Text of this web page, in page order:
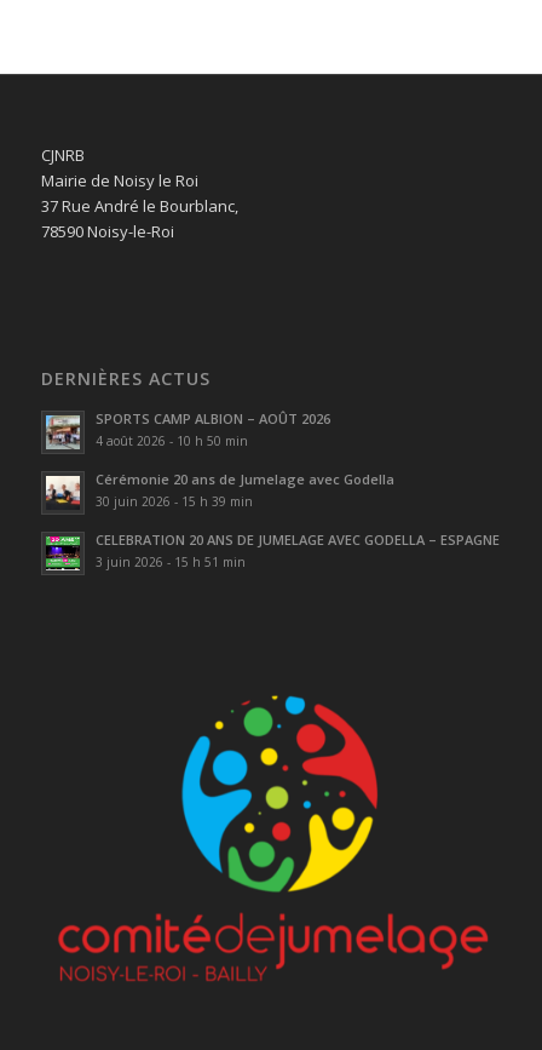
CJNRB
Mairie de Noisy le Roi
37 Rue André le Bourblanc,
78590 Noisy-le-Roi
DERNIÈRES ACTUS
SPORTS CAMP ALBION – AOÛT 2026
4 août 2026 - 10 h 50 min
Cérémonie 20 ans de Jumelage avec Godella
30 juin 2026 - 15 h 39 min
CELEBRATION 20 ANS DE JUMELAGE AVEC GODELLA – ESPAGNE
3 juin 2026 - 15 h 51 min